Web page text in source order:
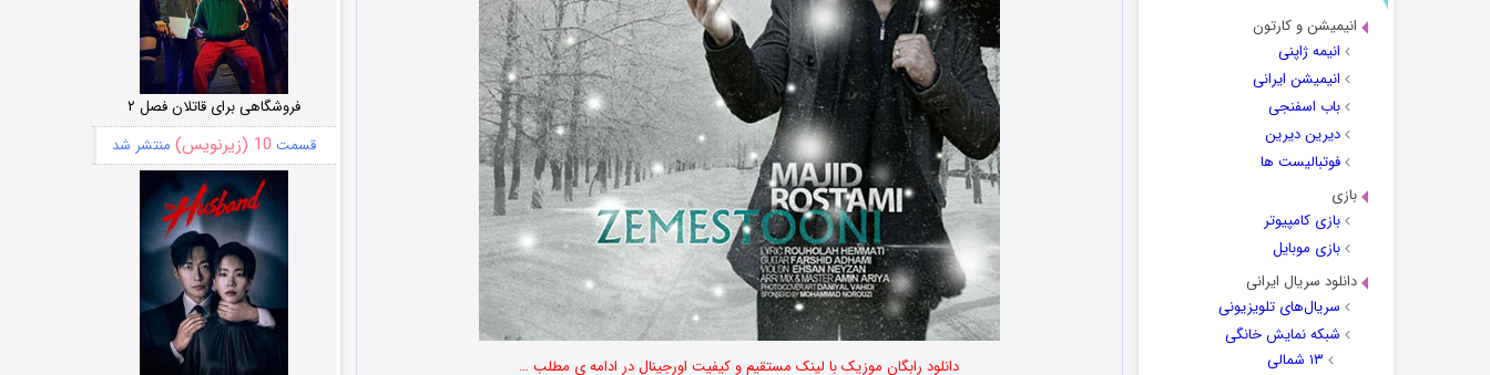
انیمیشن و کارتون
انیمه ژاپنی
انیمیشن ایرانی
باب اسفنجی
دیرین دیرین
فوتبالیست ها
بازی
بازی کامپیوتر
بازی موبایل
دانلود سریال ایرانی
سریال‌های تلویزیونی
شبکه نمایش خانگی
۱۳ شمالی
دانلود رابگان موزیک با لینک مستقیم و کیفیت اورجینال در ادامه ی مطلب …
فروشگاهی برای قاتلان فصل ۲
قسمت 10 (زیرنویس) منتشر شد